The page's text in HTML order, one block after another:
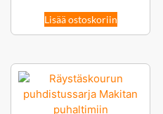
Lisää ostoskoriin